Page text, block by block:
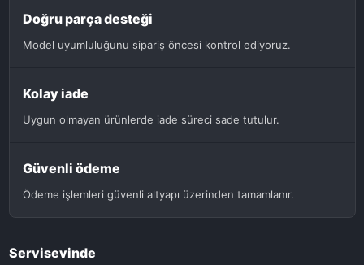
Doğru parça desteği
Model uyumluluğunu sipariş öncesi kontrol ediyoruz.
Kolay iade
Uygun olmayan ürünlerde iade süreci sade tutulur.
Güvenli ödeme
Ödeme işlemleri güvenli altyapı üzerinden tamamlanır.
Servisevinde